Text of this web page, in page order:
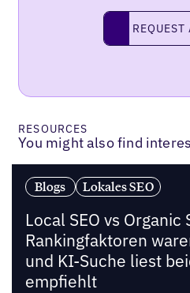
Request aREQUEST
RESOURCES
You might also find
Blogs Lokales SEO
Local SEO vs Organic
Rankingfaktoren
und KI-Suche liest
empfiehlt